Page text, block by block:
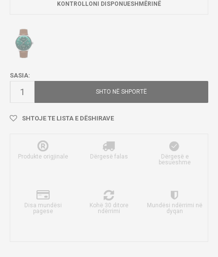
KONTROLLONI DISPONUESHMËRINË
SASIA:
SHTO NË SHPORTË
SHTOJE TE LISTA E DËSHIRAVE
Produkte origjinale Dërgesë falas
Dërgesë e
besueshme
Disa mundësi
pagese
Kohë 30 ditore
ndërrimi
Mundësi ndërrimi në
dyqan